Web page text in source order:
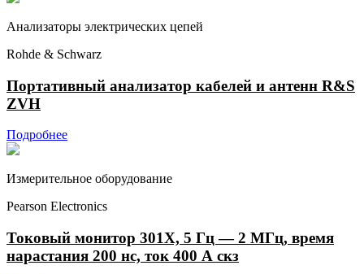
Анализаторы электрических цепей
Rohde & Schwarz
Портативный анализатор кабелей и антенн R&S
ZVH
Подробнее
Измерительное оборудование
Pearson Electronics
Токовый монитор 301X, 5 Гц — 2 МГц, время
нарастания 200 нс, ток 400 А скз